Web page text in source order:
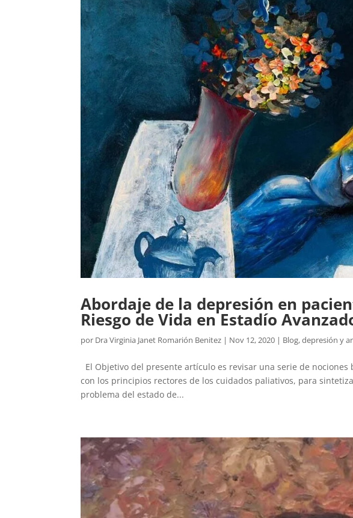
Abordaje de la depresión en
Riesgo de Vida en Estadío
por Dra Virginia Janet Romarión Benitez | Nov 12, 2020 | Blog,depresión y
El Objetivo del presente artículo es revisar una serie de
con los principios rectores de los cuidados paliativos, para
problema del estado de...